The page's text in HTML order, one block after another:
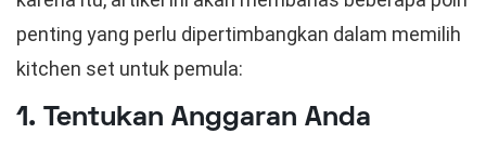
penting yang perlu dipertimbangkan dalam memilih
kitchen set untuk pemula:
1. Tentukan Anggaran Anda